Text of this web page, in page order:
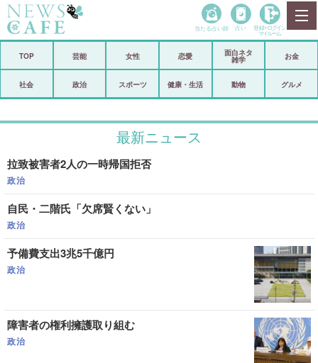
政治
スポーツ
恋愛
コメントポスト アリ／ナシ
当たる占い師 占い 登録• ログイン
マイルーム
TOP 芸能 女性 恋愛
面白ネタ
雑学
お金
社会 政治 スポーツ 健康・生活 動物 グルメ
最新ニュース
拉致被害者2人の一時帰国拒否
政治
自民・二階氏「欠席賢くない」
政治
予備費支出3兆5千億円
政治
障害者の権利擁護取り組む
政治